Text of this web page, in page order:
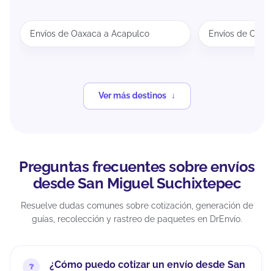
Envíos de Oaxaca a Acapulco Envíos de
Ver más destinos
Preguntas frecuentes sobre envíos
desde San Miguel Suchixtepec
Resuelve dudas comunes sobre cotización, generación de
guías, recolección y rastreo de paquetes en DrEnvío.
¿Cómo puedo cotizar un envío desde San